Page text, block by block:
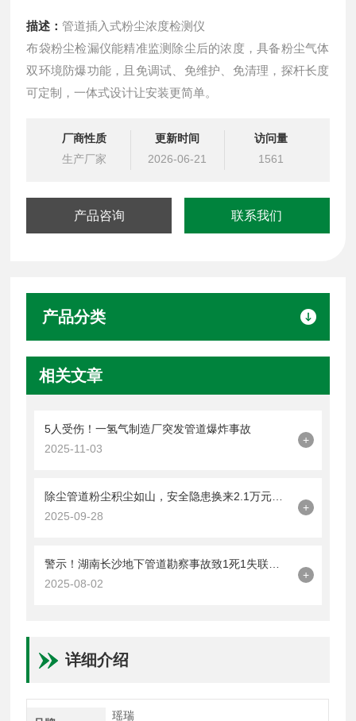
描述：管道插入式粉尘浓度检测仪
布袋粉尘检漏仪能精准监测除尘后的浓度，具备粉尘气体
双环境防爆功能，且免调试、免维护、免清理，探杆长度
可定制，一体式设计让安装更简单。
厂商性质
生产厂家
更新时间
2026-06-21
访问量
1561
产品咨询 联系我们
产品分类
相关文章
5人受伤！一氢气制造厂突发管道爆炸事故
2025-11-03
+
2025-09-28
+
2025-08-02
+
详细介绍
瑶瑞